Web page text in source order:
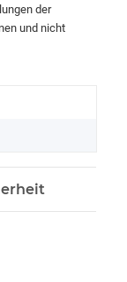
der
und nicht